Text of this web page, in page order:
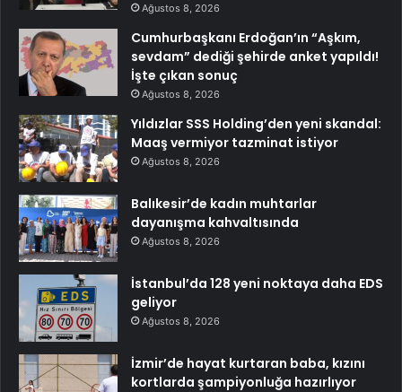
Ağustos 8, 2026
Cumhurbaşkanı Erdoğan’ın “Aşkım,
sevdam” dediği şehirde anket yapıldı!
İşte çıkan sonuç
Ağustos 8, 2026
Yıldızlar SSS Holding’den yeni skandal:
Maaş vermiyor tazminat istiyor
Ağustos 8, 2026
Balıkesir’de kadın muhtarlar
dayanışma kahvaltısında
Ağustos 8, 2026
İstanbul’da 128 yeni noktaya daha EDS
geliyor
Ağustos 8, 2026
İzmir’de hayat kurtaran baba, kızını
kortlarda şampiyonluğa hazırlıyor